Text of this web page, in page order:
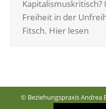
Freiheit in der
Fitsch. Hier lesen